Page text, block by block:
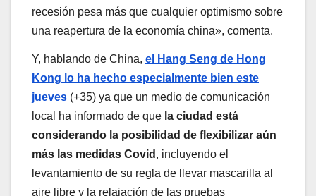
recesión pesa más que cualquier optimismo sobre
una reapertura de la economía china», comenta.
Y, hablando de China, el Hang Seng de Hong
Kong lo ha hecho especialmente bien este
jueves (+35) ya que un medio de comunicación
local ha informado de que la ciudad está
considerando la posibilidad de flexibilizar aún
más las medidas Covid , incluyendo el
levantamiento de su regla de llevar mascarilla al
aire libre y la relajación de las pruebas